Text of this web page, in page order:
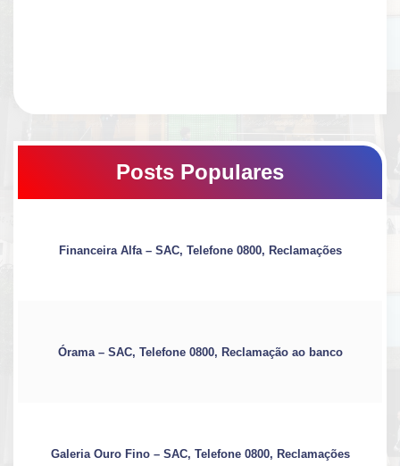
Posts Populares
Financeira Alfa – SAC, Telefone 0800, Reclamações
Órama – SAC, Telefone 0800, Reclamação ao banco
Galeria Ouro Fino – SAC, Telefone 0800, Reclamações